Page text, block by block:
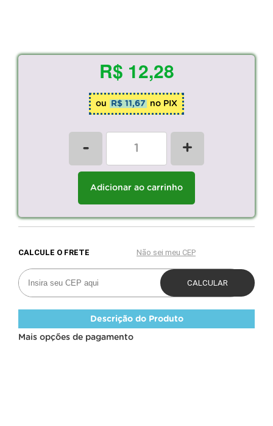
R$ 12,28
ou R$ 11,67 no PIX
- +
Adicionar ao carrinho
Descrição do Produto
Mais opções de pagamento